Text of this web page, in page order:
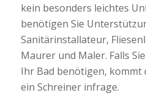
kein besonders leichtes
benötigen Sie
Sanitärinstallateur,
Maurer und Maler. Falls
Ihr Bad benötigen, kommt
ein Schreiner infrage.